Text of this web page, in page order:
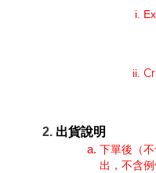
出貨說明
下單後（
出，不含例